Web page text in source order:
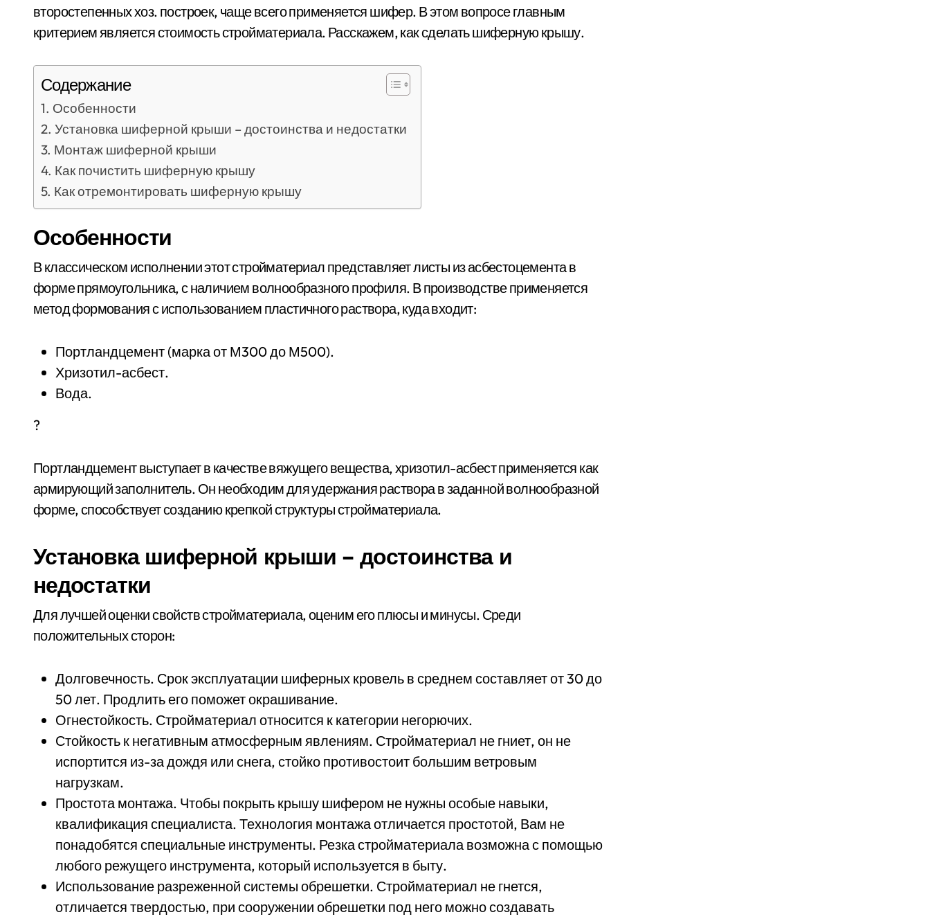
второстепенных хоз. построек, чаще всего применяется шифер. В этом вопросе главным
критерием является стоимость стройматериала. Расскажем, как сделать шиферную крышу.
Содержание
Особенности
Установка шиферной крыши – достоинства и недостатки
Монтаж шиферной крыши
Как почистить шиферную крышу
Как отремонтировать шиферную крышу
Особенности
В классическом исполнении этот стройматериал представляет листы из асбестоцемента в
форме прямоугольника, с наличием волнообразного профиля. В производстве применяется
метод формования с использованием пластичного раствора, куда входит:
Портландцемент (марка от М300 до М500).
Хризотил-асбест.
Вода.
?
Портландцемент выступает в качестве вяжущего вещества, хризотил-асбест применяется как
армирующий заполнитель. Он необходим для удержания раствора в заданной волнообразной
форме, способствует созданию крепкой структуры стройматериала.
Установка шиферной крыши – достоинства и
недостатки
Для лучшей оценки свойств стройматериала, оценим его плюсы и минусы. Среди
положительных сторон:
Долговечность. Срок эксплуатации шиферных кровель в среднем составляет от 30 до
50 лет. Продлить его поможет окрашивание.
Огнестойкость. Стройматериал относится к категории негорючих.
Стойкость к негативным атмосферным явлениям. Стройматериал не гниет, он не
испортится из-за дождя или снега, стойко противостоит большим ветровым
нагрузкам.
Простота монтажа. Чтобы покрыть крышу шифером не нужны особые навыки,
квалификация специалиста. Технология монтажа отличается простотой, Вам не
понадобятся специальные инструменты. Резка стройматериала возможна с помощью
любого режущего инструмента, который используется в быту.
Использование разреженной системы обрешетки. Стройматериал не гнется,
отличается твердостью, при сооружении обрешетки под него можно создавать